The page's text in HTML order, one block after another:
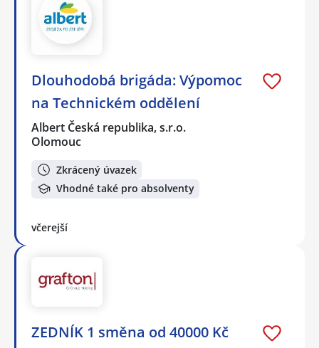
Dlouhodobá brigáda: Výpomoc
na Technickém oddělení
Albert Česká republika, s.r.o.
Olomouc
Zkrácený úvazek
Vhodné také pro absolventy
včerejší
ZEDNÍK 1 směna od 40000 Kč